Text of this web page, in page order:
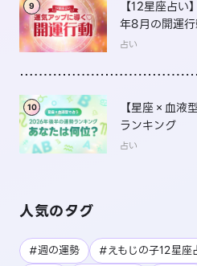
9
【12星座占
年8月の開運
占い
10
【星座×血液
ランキング
占い
人気のタグ
#週の運勢 #えもじの子12星座